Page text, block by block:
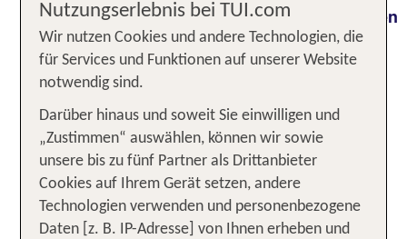
Gestalte deineTraumrundreiseganz nach deinen
Wünschen! Ob Thailand, USA, Südafrika oder
einen Citytrip in Europa: Bei TUI tours kannst du
Flüge, Hotels, Mietwagen und Ausflüge vor
Ortflexibel selbst zusammenstellen– alles aus
einer Hand, bequem online buchbar. Ob Natur,
Kultur oder Abenteuer – du bestimmst Tempo,
Route und Erlebnis. Entdecke die Welt auf deine
Art – mit der Sicherheit und Erfahrung von TUI an
deiner Seite.
Nutzungserlebnis bei TUI.com
Wir nutzen Cookies und andere Technologien, die
für Services und Funktionen auf unserer Website
notwendig sind.
Darüber hinaus und soweit Sie einwilligen und
„Zustimmen“ auswählen, können wir sowie
unsere bis zu fünf Partner als Drittanbieter
Cookies auf Ihrem Gerät setzen, andere
Technologien verwenden und personenbezogene
Daten [z. B. IP-Adresse] von Ihnen erheben und